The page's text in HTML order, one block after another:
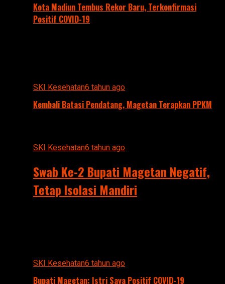
Kota Madiun Tembus Rekor Baru, Terkonfirmasi
Positif COVID-19
SKI Kesehatan6 tahun ago
Kembali Batasi Pendatang, Magetan Terapkan PPKM
SKI Kesehatan6 tahun ago
Swab Ke-2 Bupati Magetan Negatif,
Tetap Isolasi Mandiri
SKI Kesehatan6 tahun ago
Bupati Magetan: Istri Saya Positif COVID-19